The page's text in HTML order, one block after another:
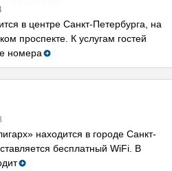
в центре Санкт-Петербурга, на
проспекте. К услугам гостей
номера
находится в городе Санкт-
бесплатный WiFi. В